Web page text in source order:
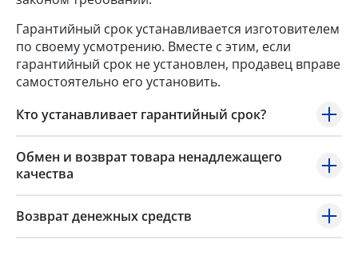
Гарантийный срок устанавливается изготовителем
по своему усмотрению. Вместе с этим, если
гарантийный срок не установлен, продавец вправе
самостоятельно его установить.
Кто устанавливает гарантийный срок?
Обмен и возврат товара ненадлежащего
качества
Возврат денежных средств